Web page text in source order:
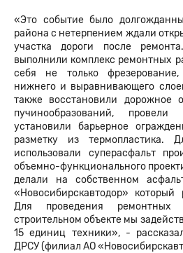
«Это событие было
района с нетерпением ждали
участка дороги после
выполнили комплекс ремонтных
себя не только фрезерование,
нижнего и выравнивающего
также восстановили дорожное
пучинообразований, провели
установили барьерное
разметку из термопластика.
использовали суперасфальт
объемно-функционального
делали на собственном
«Новосибирскавтодор»
Для проведения
строительном объекте мы
15 единиц техники», -
ДРСУ (филиал АО